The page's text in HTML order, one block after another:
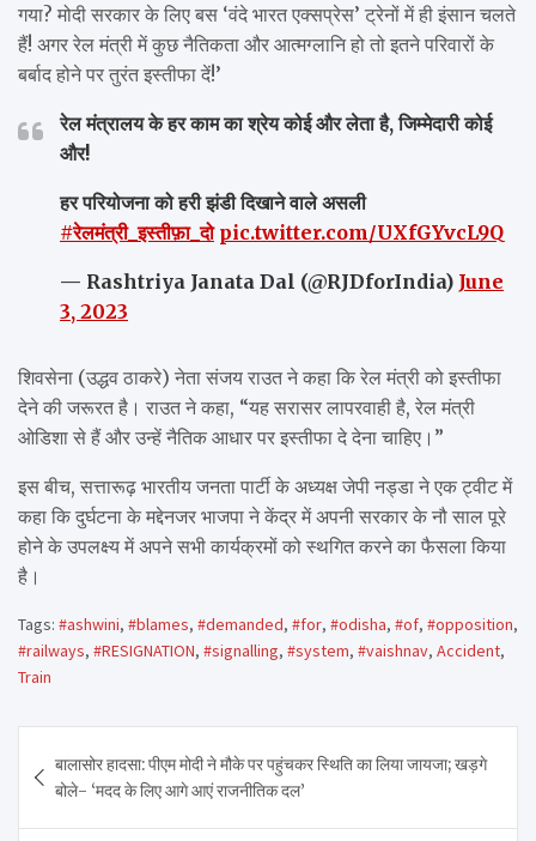
गया? मोदी सरकार के लिए बस ‘वंदे भारत एक्सप्रेस’ ट्रेनों में ही इंसान चलते
हैं! अगर रेल मंत्री में कुछ नैतिकता और आत्मग्लानि हो तो इतने परिवारों के
बर्बाद होने पर तुरंत इस्तीफा दें!’
रेल मंत्रालय के हर काम का श्रेय कोई और लेता है, जिम्मेदारी कोई
और!
हर परियोजना को हरी झंडी दिखाने वाले असली
#रेलमंत्री_इस्तीफ़ा_दो pic.twitter.com/UXfGYvcL9Q
— Rashtriya Janata Dal (@RJDforIndia) June
3, 2023
शिवसेना (उद्धव ठाकरे) नेता संजय राउत ने कहा कि रेल मंत्री को इस्तीफा
देने की जरूरत है। राउत ने कहा, “यह सरासर लापरवाही है, रेल मंत्री
ओडिशा से हैं और उन्हें नैतिक आधार पर इस्तीफा दे देना चाहिए।”
इस बीच, सत्तारूढ़ भारतीय जनता पार्टी के अध्यक्ष जेपी नड्डा ने एक ट्वीट में
कहा कि दुर्घटना के मद्देनजर भाजपा ने केंद्र में अपनी सरकार के नौ साल पूरे
होने के उपलक्ष्य में अपने सभी कार्यक्रमों को स्थगित करने का फैसला किया
है।
Tags: #ashwini, #blames, #demanded, #for, #odisha, #of, #opposition,
#railways, #RESIGNATION, #signalling, #system, #vaishnav, Accident,
Train
navigation
बालासोर हादसा: पीएम मोदी ने मौके पर पहुंचकर स्थिति का लिया जायजा; खड़गे
बोले- ‘मदद के लिए आगे आएं राजनीतिक दल’